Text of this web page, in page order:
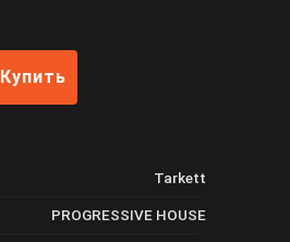
Купить
Tarkett
PROGRESSIVE HOUSE